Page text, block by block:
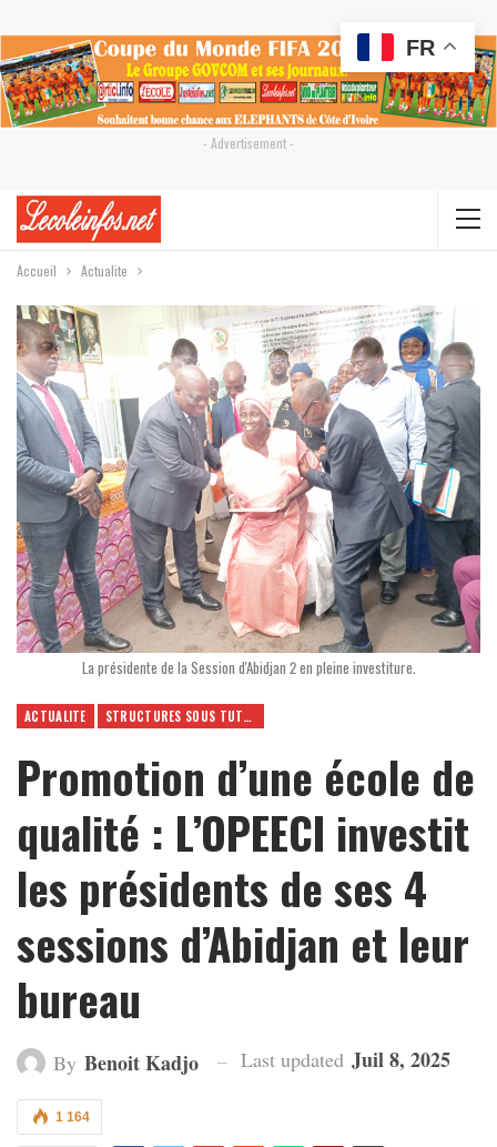
- Advertisement -
Accueil Actualite
La présidente de la Session d'Abidjan 2 en pleine investiture.
ACTUALITE STRUCTURES SOUS TUTELLE
Promotion d’une école de
qualité : L’OPEECI investit
les présidents de ses 4
sessions d’Abidjan et leur
bureau
By Benoit Kadjo Last updated Juil 8, 2025
1 164
FR